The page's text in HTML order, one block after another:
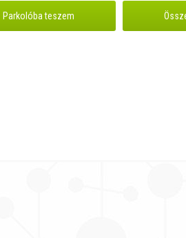
Parkolóba teszem